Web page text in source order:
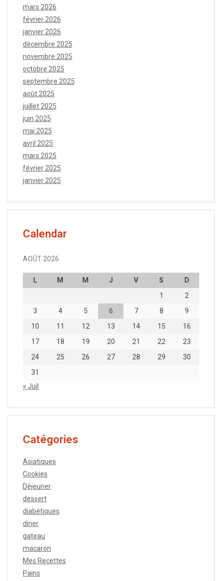
mars 2026
février 2026
janvier 2026
décembre 2025
novembre 2025
octobre 2025
septembre 2025
août 2025
juillet 2025
juin 2025
mai 2025
avril 2025
mars 2025
février 2025
janvier 2025
Calendar
AOÛT 2026
L M M J V S
D
1
2
3
4 5 6 7 8
9
10
11 12 13 14 15
16
17
18 19 20 21 22
23
24
25 26 27 28 29
30
31
« Juil
Catégories
Asiatiques
Cookies
Déjeuner
dessert
diabétiques
diner
gateau
macaron
Mes Recettes
Pains